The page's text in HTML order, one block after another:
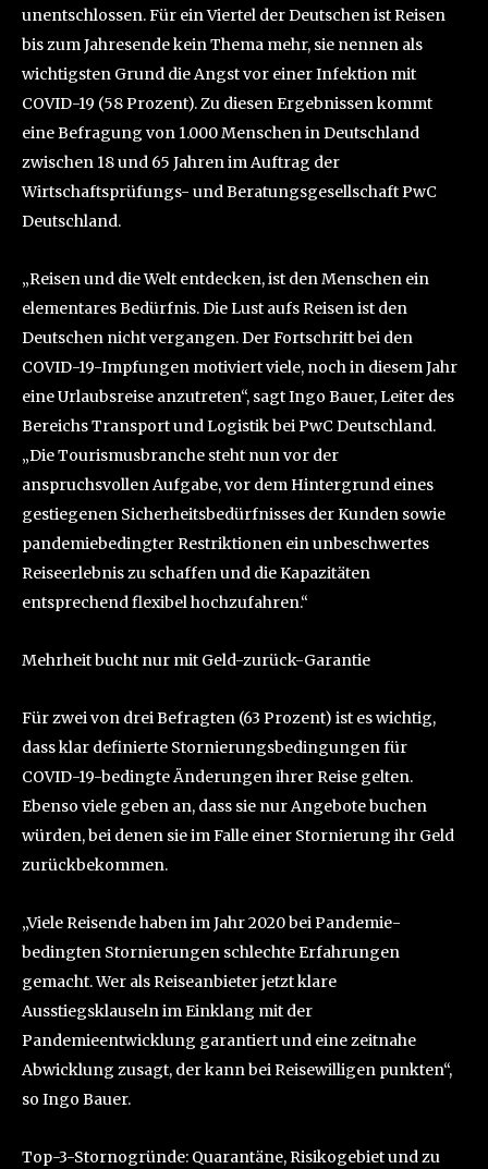
unentschlossen. Für ein Viertel der Deutschen ist Reisen
bis zum Jahresende kein Thema mehr, sie nennen als
wichtigsten Grund die Angst vor einer Infektion mit
COVID-19 (58 Prozent). Zu diesen Ergebnissen kommt
eine Befragung von 1.000 Menschen in Deutschland
zwischen 18 und 65 Jahren im Auftrag der
Wirtschaftsprüfungs- und Beratungsgesellschaft PwC
Deutschland.
„Reisen und die Welt entdecken, ist den Menschen ein
elementares Bedürfnis. Die Lust aufs Reisen ist den
Deutschen nicht vergangen. Der Fortschritt bei den
COVID-19-Impfungen motiviert viele, noch in diesem Jahr
eine Urlaubsreise anzutreten“, sagt Ingo Bauer, Leiter des
Bereichs Transport und Logistik bei PwC Deutschland.
„Die Tourismusbranche steht nun vor der
anspruchsvollen Aufgabe, vor dem Hintergrund eines
gestiegenen Sicherheitsbedürfnisses der Kunden sowie
pandemiebedingter Restriktionen ein unbeschwertes
Reiseerlebnis zu schaffen und die Kapazitäten
entsprechend flexibel hochzufahren.“
Mehrheit bucht nur mit Geld-zurück-Garantie
Für zwei von drei Befragten (63 Prozent) ist es wichtig,
dass klar definierte Stornierungsbedingungen für
COVID-19-bedingte Änderungen ihrer Reise gelten.
Ebenso viele geben an, dass sie nur Angebote buchen
würden, bei denen sie im Falle einer Stornierung ihr Geld
zurückbekommen.
„Viele Reisende haben im Jahr 2020 bei Pandemie-
bedingten Stornierungen schlechte Erfahrungen
gemacht. Wer als Reiseanbieter jetzt klare
Ausstiegsklauseln im Einklang mit der
Pandemieentwicklung garantiert und eine zeitnahe
Abwicklung zusagt, der kann bei Reisewilligen punkten“,
so Ingo Bauer.
Top-3-Stornogründe: Quarantäne, Risikogebiet und zu